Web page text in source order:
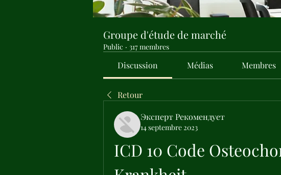
Groupe d'étude de marché
Public · 317 membres
Discussion Médias Membres
Retour
Эксперт Рекомендует
14 septembre 2023
ICD 10 Code